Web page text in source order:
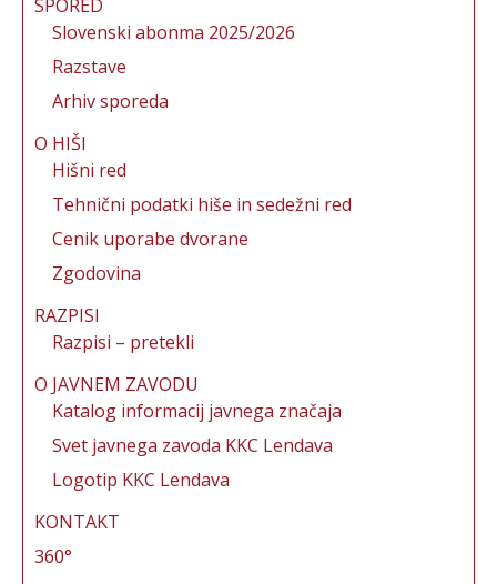
SPORED
Slovenski abonma 2025/2026
Razstave
Arhiv sporeda
O HIŠI
Hišni red
Tehnični podatki hiše in sedežni red
Cenik uporabe dvorane
Zgodovina
RAZPISI
Razpisi – pretekli
O JAVNEM ZAVODU
Katalog informacij javnega značaja
Svet javnega zavoda KKC Lendava
Logotip KKC Lendava
KONTAKT
360°